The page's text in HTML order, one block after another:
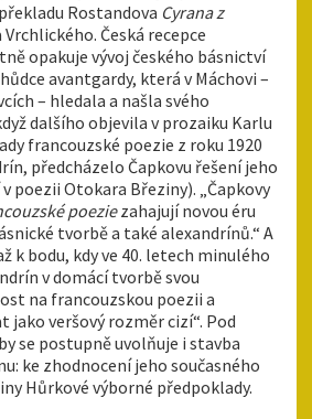
Rostandova Cyrana z
Česká recepce
opakuje vývoj českého básnictví
avantgardy, která v Máchovi –
– hledala a našla svého
dalšího objevila v prozaiku Karlu
francouzské poezie z roku 1920
předcházelo Čapkovu řešení jeho
poezii Otokara Březiny). „Čapkovy
poeziezahajují novou éru
tvorbě a také alexandrínů.“ A
k bodu, kdy ve 40. letech minulého
v domácí tvorbě svou
na francouzskou poezii a
jako veršový rozměr cizí“. Pod
se postupně uvolňuje i stavba
ke zhodnocení jeho současného
Hůrkové výborné předpoklady.